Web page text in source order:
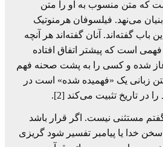
که متن منسوب به او را متن
می‌نهد. فیلسوفان هرمنوتیک
باب گفته‌اند. آنان گفته‌اند هر آنچه
است که پیشتر اتفاق افتاده
شده و کسی را به پشت صحنه فهم
زبانی یک «فهمیده شده» است در
در تاریخ تثبیت می‌کند [2].
مستثنی نیست. اگر قرار باشد
خدا یا پیامبر تفسیر شود گریزی